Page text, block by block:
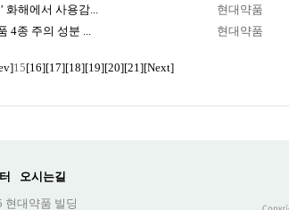
화해에서 사용감... 현대약품
4종 주의 성분 ... 현대약품
15[16][17][18][19][20][21][Next]
오시는길
현대약품 빌딩